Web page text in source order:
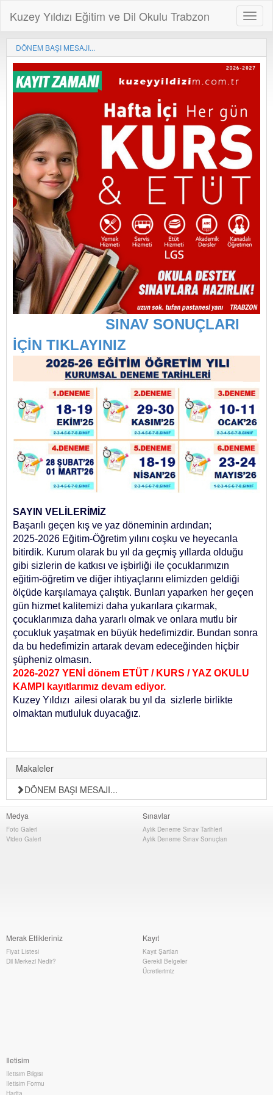
Kuzey Yıldızı Eğitim ve Dil Okulu Trabzon
DÖNEM BAŞI MESAJI...
SINAV SONUÇLARI
İÇİN TIKLAYINIZ
SAYIN VELİLERİMİZ
Başarılı geçen kış ve yaz döneminin ardından;
2025-2026 Eğitim-Öğretim yılını coşku ve heyecanla
bitirdik. Kurum olarak bu yıl da geçmiş yıllarda olduğu
gibi sizlerin de katkısı ve işbirliği ile çocuklarımızın
eğitim-öğretim ve diğer ihtiyaçlarını elimizden geldiği
ölçüde karşılamaya çalıştık. Bunları yaparken her geçen
gün hizmet kalitemizi daha yukarılara çıkarmak,
çocuklarımıza daha yararlı olmak ve onlara mutlu bir
çocukluk yaşatmak en büyük hedefimizdir. Bundan sonra
da bu hedefimizin artarak devam edeceğinden hiçbir
şüpheniz olmasın.
2026-2027 YENİ dönem ETÜT / KURS / YAZ OKULU
KAMPI kayıtlarımız devam ediyor.
Kuzey Yıldızı ailesi olarak bu yıl da sizlerle birlikte
olmaktan mutluluk duyacağız.
Makaleler
DÖNEM BAŞI MESAJI...
Medya
Foto Galeri
Video Galeri
Sınavlar
Aylık Deneme Sınav Tarihleri
Aylık Deneme Sınav Sonuçları
Merak Ettikleriniz
Fiyat Listesi
Dil Merkezi Nedir?
Kayıt
Kayıt Şartları
Gerekli Belgeler
Ücretlerimiz
Iletisim
Iletisim Bilgisi
Iletisim Formu
Harita